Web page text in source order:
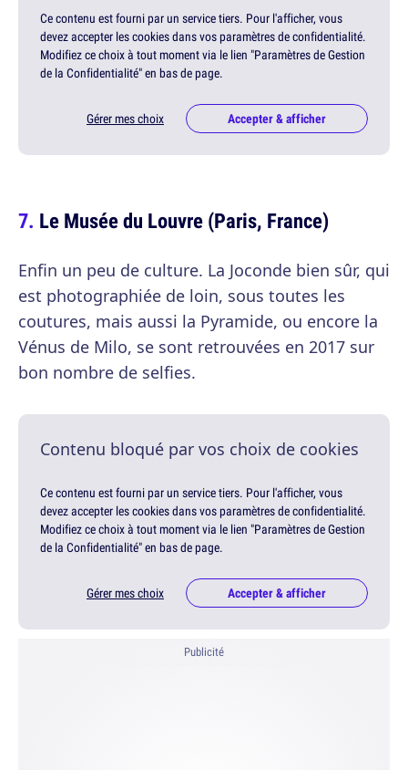
Ce contenu est fourni par un service tiers. Pour l'afficher, vous
devez accepter les cookies dans vos paramètres de confidentialité.
Modifiez ce choix à tout moment via le lien "Paramètres de Gestion
de la Confidentialité" en bas de page.
Gérer mes choix Accepter & afficher
Le Musée du Louvre (Paris, France)
Enfin un peu de culture. La Joconde bien sûr, qui
est photographiée de loin, sous toutes les
coutures, mais aussi la Pyramide, ou encore la
Vénus de Milo, se sont retrouvées en 2017 sur
bon nombre de selfies.
Contenu bloqué par vos choix de cookies
Ce contenu est fourni par un service tiers. Pour l'afficher, vous
devez accepter les cookies dans vos paramètres de confidentialité.
Modifiez ce choix à tout moment via le lien "Paramètres de Gestion
de la Confidentialité" en bas de page.
Gérer mes choix Accepter & afficher
Publicité